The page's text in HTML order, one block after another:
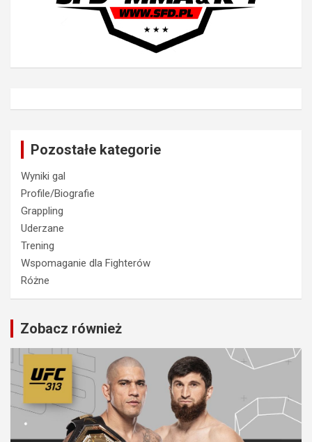
Pozostałe kategorie
Wyniki gal
Profile/Biografie
Grappling
Uderzane
Trening
Wspomaganie dla Fighterów
Różne
Zobacz również